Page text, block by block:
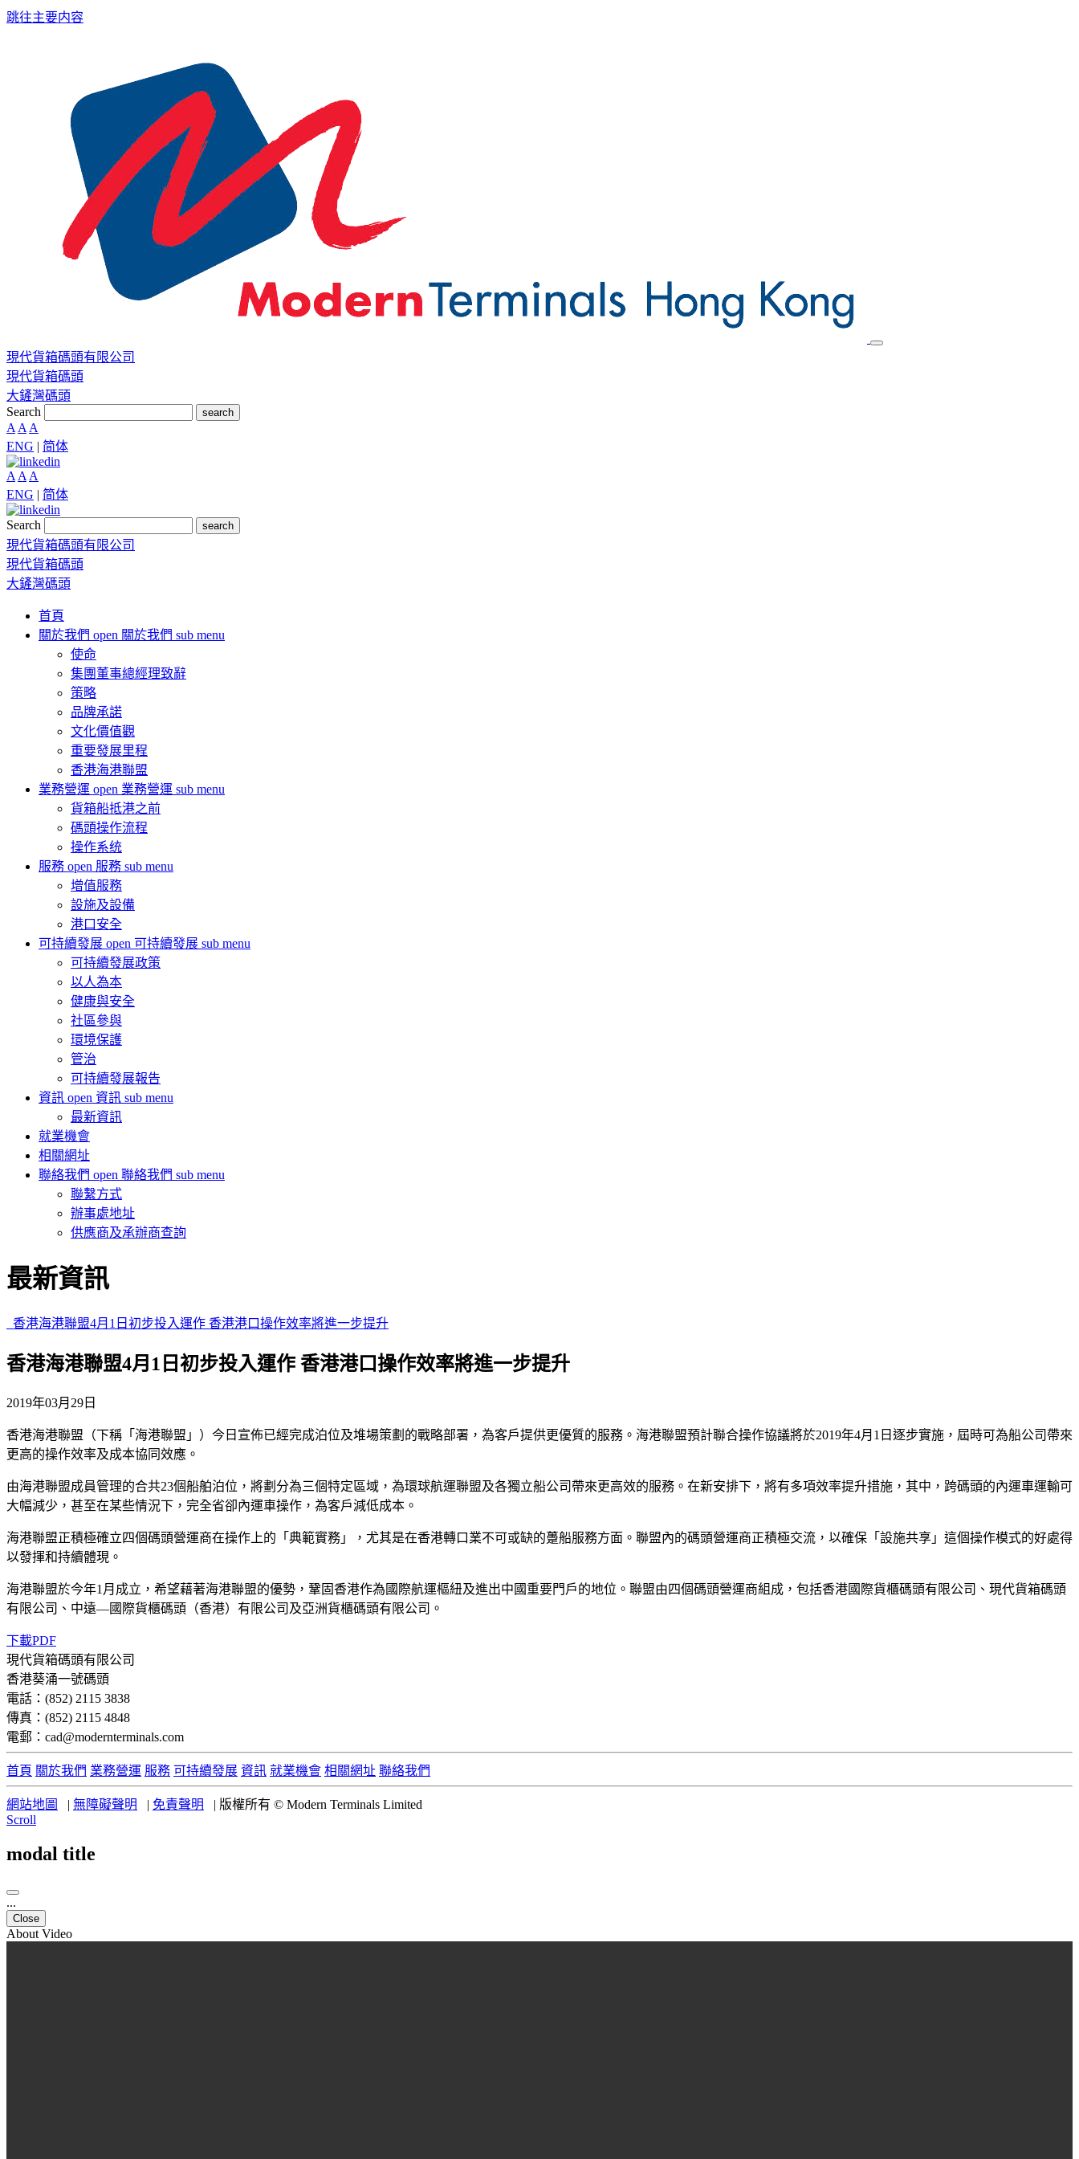
跳往主要内容
現代貨箱碼頭有限公司
現代貨箱碼頭
大鏟灣碼頭
Search
search
A A A
ENG | 简体
A A A
ENG | 简体
Search search
現代貨箱碼頭有限公司
現代貨箱碼頭
大鏟灣碼頭
首頁
關於我們 open 關於我們 sub menu
使命
集團董事總經理致辭
策略
品牌承諾
文化價值觀
重要發展里程
香港海港聯盟
業務營運 open 業務營運 sub menu
貨箱船抵港之前
碼頭操作流程
操作系统
服務 open 服務 sub menu
增值服務
設施及設備
港口安全
可持續發展 open 可持續發展 sub menu
可持續發展政策
以人為本
健康與安全
社區參與
環境保護
管治
可持續發展報告
資訊 open 資訊 sub menu
最新資訊
就業機會
相關網址
聯絡我們 open 聯絡我們 sub menu
聯繫方式
辦事處地址
供應商及承辦商查詢
最新資訊
香港海港聯盟4月1日初步投入運作 香港港口操作效率將進一步提升
香港海港聯盟4月1日初步投入運作 香港港口操作效率將進一步提升
2019年03月29日
香港海港聯盟（下稱「海港聯盟」）今日宣佈已經完成泊位及堆場策劃的戰略部署，為客戶提供更優質的服務。海港聯盟預計聯合操作協議將於2019年4月1日逐步實施，屆時可為船公司帶來
更高的操作效率及成本協同效應。
由海港聯盟成員管理的合共23個船舶泊位，將劃分為三個特定區域，為環球航運聯盟及各獨立船公司帶來更高效的服務。在新安排下，將有多項效率提升措施，其中，跨碼頭的內運車運輸可
大幅減少，甚至在某些情況下，完全省卻內運車操作，為客戶減低成本。
海港聯盟正積極確立四個碼頭營運商在操作上的「典範實務」，尤其是在香港轉口業不可或缺的躉船服務方面。聯盟內的碼頭營運商正積極交流，以確保「設施共享」這個操作模式的好處得
以發揮和持續體現。
海港聯盟於今年1月成立，希望藉著海港聯盟的優勢，鞏固香港作為國際航運樞紐及進出中國重要門戶的地位。聯盟由四個碼頭營運商組成，包括香港國際貨櫃碼頭有限公司、現代貨箱碼頭
有限公司、中遠—國際貨櫃碼頭（香港）有限公司及亞洲貨櫃碼頭有限公司。
下載PDF
現代貨箱碼頭有限公司
香港葵涌一號碼頭
電話：(852) 2115 3838
傳真：(852) 2115 4848
電郵：cad@modernterminals.com
首頁 關於我們 業務營運 服務 可持續發展 資訊 就業機會 相關網址 聯絡我們
網站地圖 | 無障礙聲明 | 免責聲明 | 版權所有 © Modern Terminals Limited
Scroll
modal title
...
Close
About Video